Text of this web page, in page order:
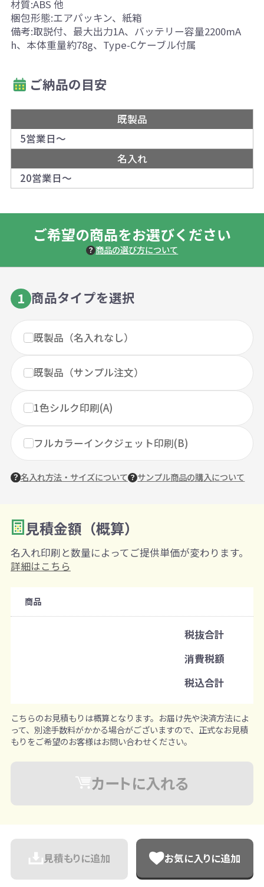
材質:ABS 他
梱包形態:エアパッキン、紙箱
備考:取説付、最大出力1A、バッテリー容量2200mA
h、本体重量約78g、Type-Cケーブル付属
ご納品の目安
既製品
5営業日～
名入れ
20営業日～
ご希望の商品をお選びください
商品の選び方について
1 商品タイプを選択
既製品（名入れなし）
既製品（サンプル注文）
1色シルク印刷(A)
フルカラーインクジェット印刷(B)
名入れ方法・サイズについて サンプル商品の購入について
2 数量を入力
購入条件
既製品：20個から
名入れあり：20個から
※既製品サンプルは各色3個まで
見積金額（概算）
名入れ印刷と数量によってご提供単価が変わります。
詳細はこちら
商品
税抜合計
消費税額
税込合計
こちらのお見積もりは概算となります。お届け先や決済方法によ
って、別途手数料がかかる場合がございますので、正式なお見積
もりをご希望のお客様はお問い合わせください。
カートに入れる
見積もりに追加 お気に入りに追加